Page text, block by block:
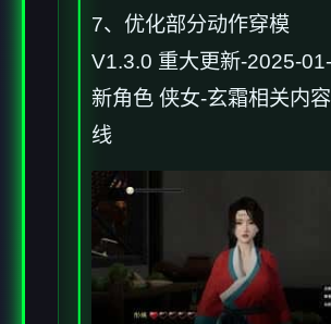
7、优化部分动作穿模
V1.3.0 重大更新-2025-
新角色 侠女-玄霜相关内
线